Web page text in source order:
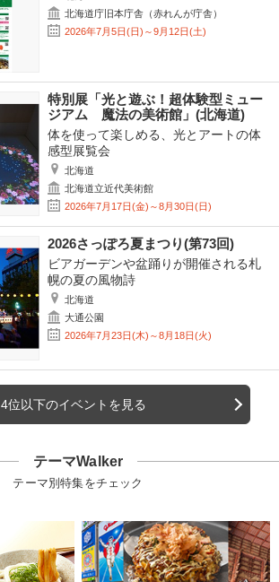
北海道庁旧本庁舎（赤れんが庁舎）
2026年7月5日(日)～9月12日(土)
特別展「光と遊ぶ！超体験型ミュー
ジアム 魔法の美術館」(北海道)
体を使って楽しめる、光とアートの体
感型展覧会
北海道
北海道立近代美術館
2026年7月17日(金)～8月30日(日)
2026さっぽろ夏まつり(第73回)
ビアガーデンや盆踊りが開催される札
幌の夏の風物詩
北海道
大通公園
2026年7月23日(木)～8月18日(火)
4位以下のイベントを見る
テーマWalker
テーマ別特集をチェック